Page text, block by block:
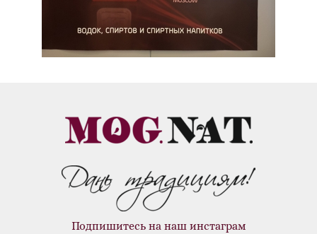
Подпишитесь на наш инстаграм